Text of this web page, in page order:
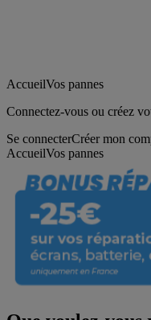
AccueilVos pannes
Connectez-vous ou créez
Se connecterCréer mon
AccueilVos pannes